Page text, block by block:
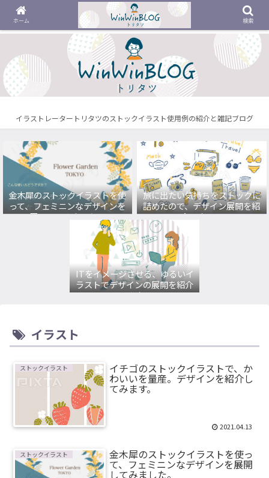
イラストレータートリタツのストックイラスト使用例の紹介と雑記ブログ
金木犀のストックイラストを使
って、フェミニンなデザインを
展開してみました。
旅に出たい気持ちをストックに
詰めたので、デザイン展開を紹
介します。
ITをイメージさせる、ゆるいイ
ラストでデザインの展開を紹介
してみます。
イラスト
ストックイラスト イチゴのストックイラストで、か
わいいを量産。デザインを紹介し
てみます。
2021.04.13
ストックイラスト 金木犀のストックイラストを使っ
て、フェミニンなデザインを展開
してみました。
ホーム 検索